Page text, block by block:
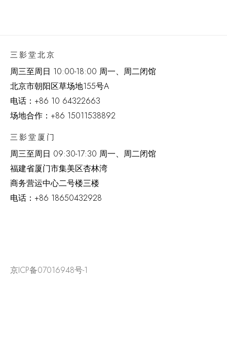
三影堂北京
周三至周日 10:00-18:00 周一、周二闭馆
北京市朝阳区草场地155号A
电话： +86 10 64322663
场地合作：+86 15011538892
三影堂厦门
周三至周日 09:30-17:30 周一、周二闭馆
福建省厦门市集美区杏林湾
商务营运中心二号楼三楼
电话： +86 18650432928
京ICP备07016948号-1